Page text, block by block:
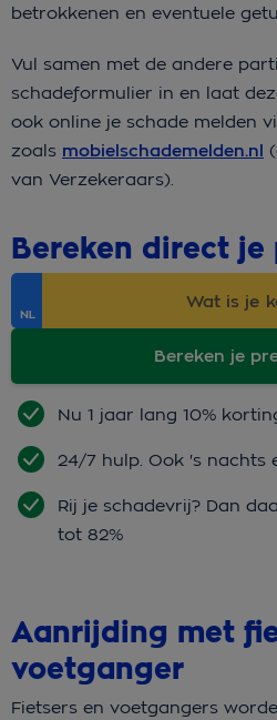
betrokkenen en eventuele
Vul samen met de andere
schadeformulier in en laat
ook online je schade melden
zoals mobielschademelden.nl
van Verzekeraars).
Bereken direct je
Bereken je
Nu 1 jaar lang 10%
24/7 hulp. Ook 's nachts
Rij je schadevrij? Dan
tot 82%
Aanrijding met
voetganger
Fietsers en voetgangers